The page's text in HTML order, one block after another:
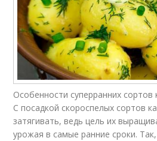
Особенности суперранних сортов
С посадкой скороспелых сортов
затягивать, ведь цель их
урожая в самые ранние сроки.